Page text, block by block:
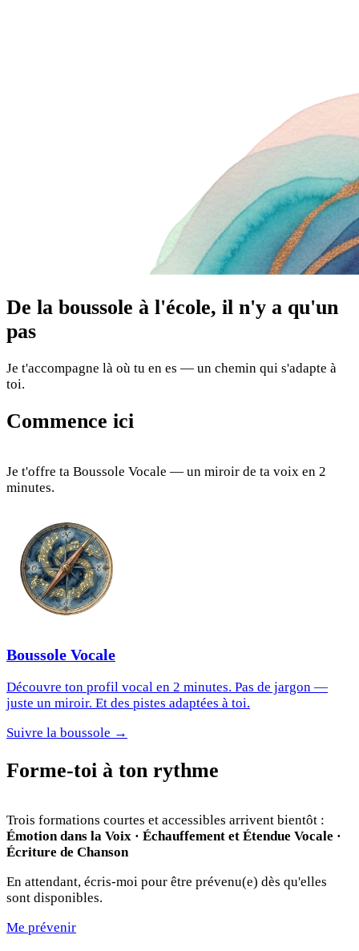
De la boussole à l'école, il n'y a qu'un
pas
Je t'accompagne là où tu en es — un chemin qui s'adapte à
toi.
Commence ici
Je t'offre ta Boussole Vocale — un miroir de ta voix en 2
minutes.
Boussole Vocale
Découvre ton profil vocal en 2 minutes. Pas de jargon —
juste un miroir. Et des pistes adaptées à toi.
Suivre la boussole →
Forme-toi à ton rythme
Trois formations courtes et accessibles arrivent bientôt :
Émotion dans la Voix · Échauffement et Étendue Vocale ·
Écriture de Chanson
En attendant, écris-moi pour être prévenu(e) dès qu'elles
sont disponibles.
Me prévenir